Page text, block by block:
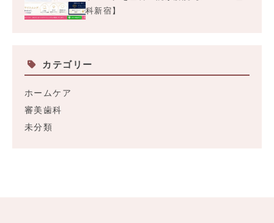
科新宿】
カテゴリー
ホームケア
審美歯科
未分類